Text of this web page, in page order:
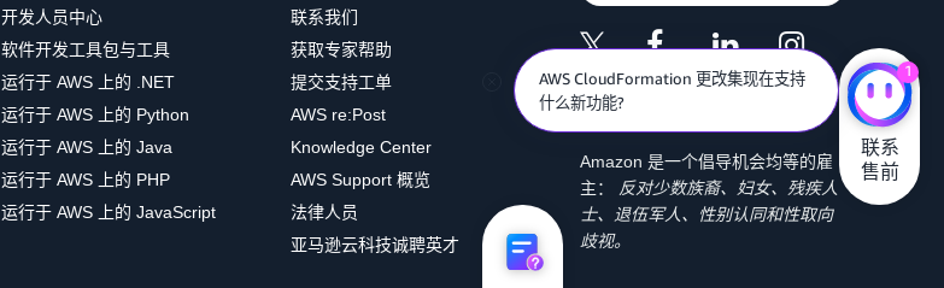
开发人员中心
软件开发工具包与工具
运行于 AWS 上的 .NET
运行于 AWS 上的 Python
运行于 AWS 上的 Java
运行于 AWS 上的 PHP
运行于 AWS 上的 JavaScript
联系我们
获取专家帮助
提交支持工单
AWS re:Post
Knowledge Center
AWS Support 概览
法律人员
亚马逊云科技诚聘英才
Amazon 是一个倡导机会均等的雇
主：
反对少数族裔、妇女、残疾人
士、退伍军人、性别认同和性取向
歧视。
AWS CloudFormation 更改集现在支持
什么新功能?
1
联系
售前